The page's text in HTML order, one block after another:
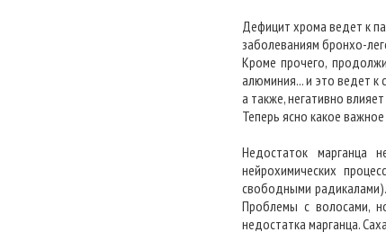
Дефицит хрома ведет к
заболеваниям бронхо-
Кроме прочего,
алюминия... и это ведет к
а также, негативно
Теперь ясно какое
Недостаток марганца
нейрохимических
свободными
Проблемы с волосами,
недостатка марганца.